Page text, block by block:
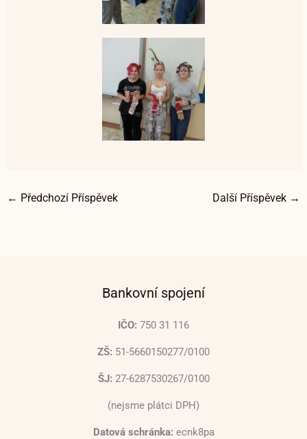
← Předchozí Příspěvek Další Příspěvek →
Bankovní spojení
IČO: 750 31 116
ZŠ: 51-5660150277/0100
ŠJ: 27-6287530267/0100
(nejsme plátci DPH)
Datová schránka: ecnk8pa